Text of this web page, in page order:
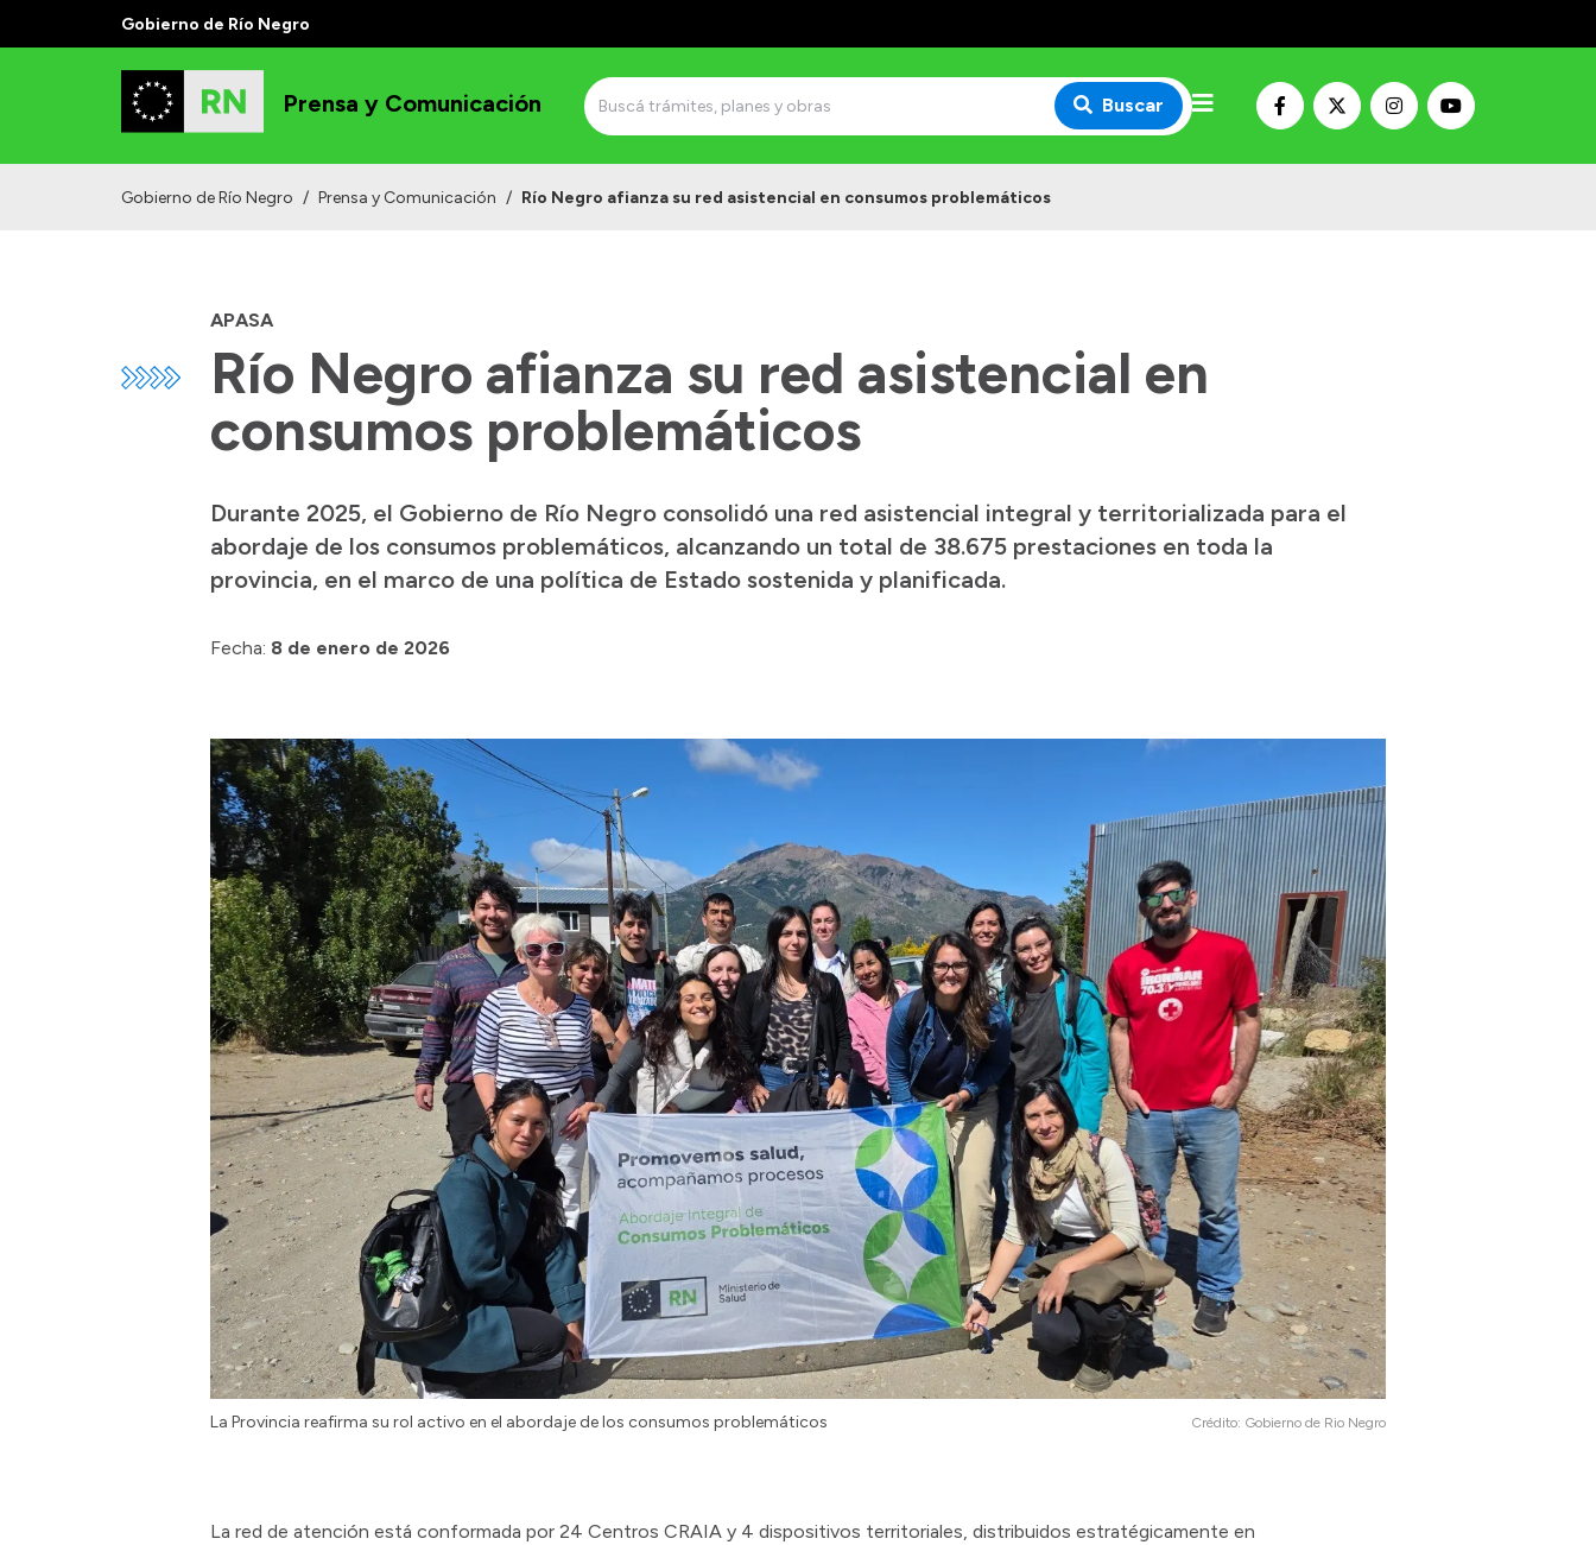
Gobierno de Río Negro
Prensa y Comunicación Buscar
Gobierno de Río Negro / Prensa y Comunicación / Río Negro afianza su red asistencial en consumos problemáticos
APASA
Río Negro afianza su red asistencial en
consumos problemáticos
Durante 2025, el Gobierno de Río Negro consolidó una red asistencial integral y territorializada para el
abordaje de los consumos problemáticos, alcanzando un total de 38.675 prestaciones en toda la
provincia, en el marco de una política de Estado sostenida y planificada.
Fecha: 8 de enero de 2026
La Provincia reafirma su rol activo en el abordaje de los consumos problemáticos Crédito: Gobierno de Rio Negro
La red de atención está conformada por 24 Centros CRAIA y 4 dispositivos territoriales, distribuidos estratégicamente en